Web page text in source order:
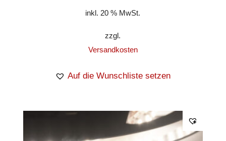
inkl. 20 % MwSt.
zzgl.
Versandkosten
Auf die Wunschliste setzen